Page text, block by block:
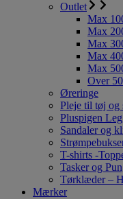
Outlet
Max
Max
Max
Max
Max
Over
Øreringe
Pleje til tøj og
Pluspigen
Sandaler og
T-shirts -
Tasker og
Tørklæder –
Mærker